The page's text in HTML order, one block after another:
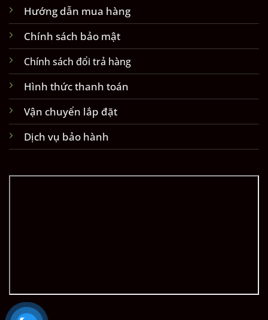
Hướng dẫn mua hàng
Chính sách bảo mật
Chính sách đổi trả hàng
Hình thức thanh toán
Vận chuyển lắp đặt
Dịch vụ bảo hành